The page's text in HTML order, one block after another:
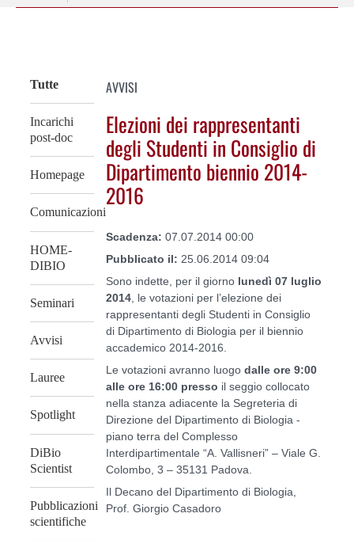
Tutte
Incarichi
post-doc
Homepage
Comunicazioni
HOME-
DIBIO
Seminari
Avvisi
Lauree
Spotlight
DiBio
Scientist
Pubblicazioni
scientifiche
AVVISI
Elezioni dei rappresentanti
degli Studenti in Consiglio di
Dipartimento biennio 2014-
2016
Scadenza:07.07.2014 00:00
Pubblicato il: 25.06.2014 09:04
Sono indette, per il giorno lunedì 07 luglio
2014 , le votazioni per l’elezione dei
rappresentanti degli Studenti in Consiglio
di Dipartimento di Biologia per il biennio
accademico 2014-2016.
Le votazioni avranno luogo dalle ore 9:00
alle ore 16:00 presso il seggio collocato
nella stanza adiacente la Segreteria di
Direzione del Dipartimento di Biologia -
piano terra del Complesso
Interdipartimentale “A. Vallisneri” – Viale G.
Colombo, 3 – 35131 Padova.
Il Decano del Dipartimento di Biologia,
Prof. Giorgio Casadoro